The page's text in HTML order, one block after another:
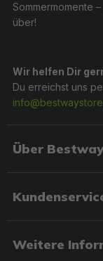
Sommermomente
über!
Wir helfen Dir
Du erreichst uns
Über Bestway
Weitere